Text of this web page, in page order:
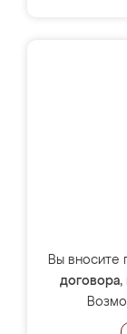
Вы вносите
договора,